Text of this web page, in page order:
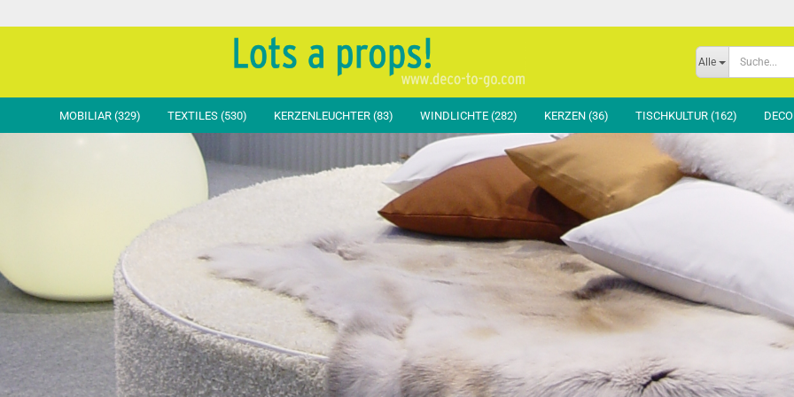
Sprache auswählen
Alle
MOBILIAR (329)
Decorative Tische
Lümmeln & Liegen
Teppiche & Böden
Schatten & Luft
Bühne & Präsentation
Orga & Ordnung
Info & Signalisation
Garderobe & Beauty
TEXTILES (530)
Stehtische Standard
Stehtische Exclusiv
Beistelltische
Tischvlies Einweg
Moltons & Zubehör
Stuhlhussen Basic
Stuhlhussen Standard
Stuhlhussen Exclusiv
Schleifen & Zubehör
Bankhussen
Hockerhussen
Moltons & Zubehör
KERZENLEUCHTER (83) WINDLICHTE (282) KERZEN (36) TISCHKULTUR (162)
Glas Klar
Glas Color